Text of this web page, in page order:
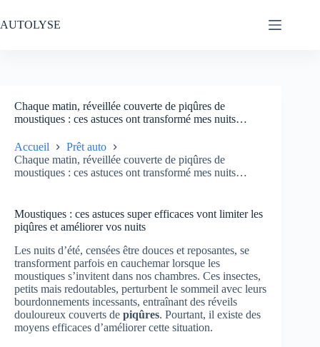
au
contenu
AUTOLYSE
Chaque matin, réveillée couverte de piqûres de
moustiques : ces astuces ont transformé mes nuits…
Accueil
Prêt auto
Chaque matin, réveillée couverte de piqûres de
moustiques : ces astuces ont transformé mes nuits…
Moustiques : ces astuces super efficaces vont limiter les
piqûres et améliorer vos nuits
Les nuits d’été, censées être douces et reposantes, se
transforment parfois en cauchemar lorsque les
moustiques s’invitent dans nos chambres. Ces insectes,
petits mais redoutables, perturbent le sommeil avec leurs
bourdonnements incessants, entraînant des réveils
douloureux couverts de piqûres. Pourtant, il existe des
moyens efficaces d’améliorer cette situation.